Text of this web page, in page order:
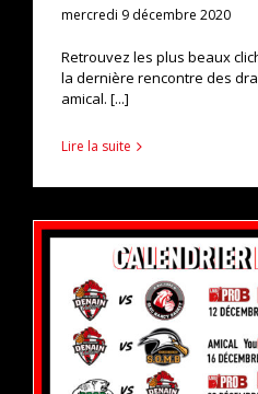
mercredi 9 décembre 2020
Retrouvez les plus beaux
la dernière rencontre des
amical. [...]
Lire la suite
La LNB décide de
!
actualités